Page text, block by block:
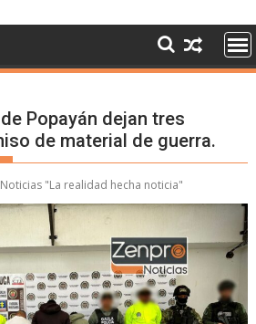
Popayán dejan tres
de material de guerra.
"La realidad hecha noticia"